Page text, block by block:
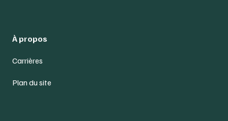
À propos
Carrières
Plan du site